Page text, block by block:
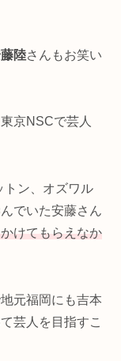
陸さんもお笑い
京NSCで芸人
トン、オズワル
でいた安藤さん
けてもらえなか
元福岡にも吉本
芸人を目指すこ